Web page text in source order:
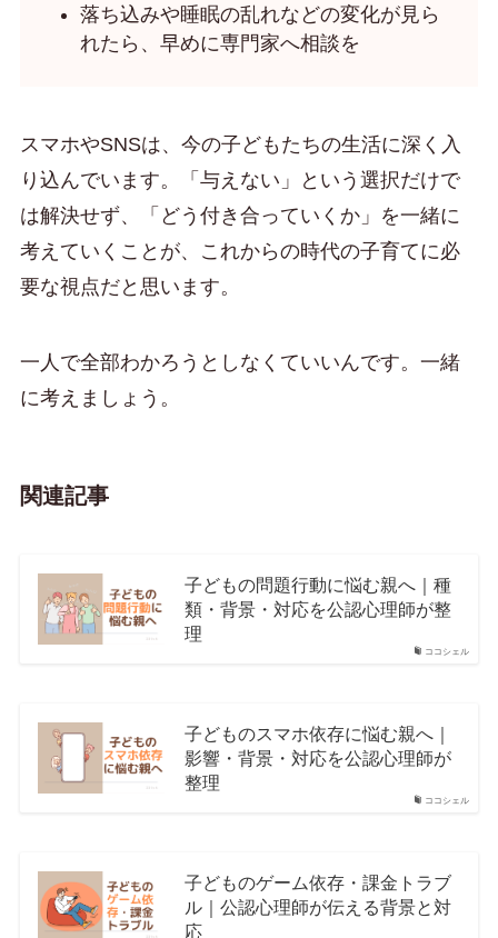
落ち込みや睡眠の乱れなどの変化が見ら
れたら、早めに専門家へ相談を
スマホやSNSは、今の子どもたちの生活に深く入
り込んでいます。「与えない」という選択だけで
は解決せず、「どう付き合っていくか」を一緒に
考えていくことが、これからの時代の子育てに必
要な視点だと思います。
一人で全部わかろうとしなくていいんです。一緒
に考えましょう。
関連記事
ココシェル
子どもの問題行動に悩む親へ｜種
類・背景・対応を公認心理師が整
理
ココシェル
子どものスマホ依存に悩む親へ｜
影響・背景・対応を公認心理師が
整理
子どものゲーム依存・課金トラブ
ル｜公認心理師が伝える背景と対
応